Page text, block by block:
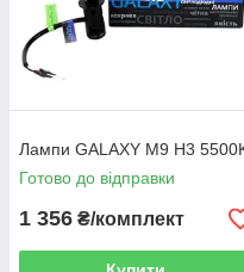
Лампи GALAXY M9 H3
Готово до відправки
1 356 ₴/комплект